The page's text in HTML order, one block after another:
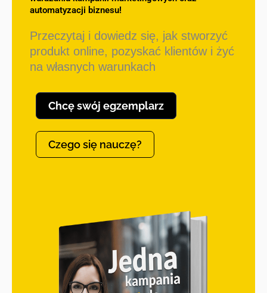
automatyzacji biznesu!
Przeczytaj i dowiedz się, jak stworzyć
produkt online, pozyskać klientów i żyć
na własnych warunkach
Chcę swój egzemplarz
Czego się nauczę?